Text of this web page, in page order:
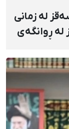
لە زمانی
لە ڕوانگەی